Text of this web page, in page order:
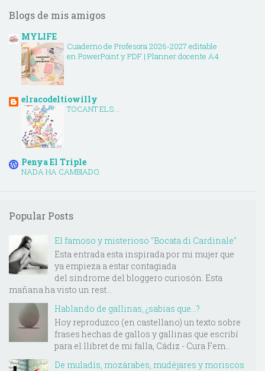
Blogs de mis amigos
MYLIFE
Cuaderno de Profesora 2026-2027 editable
en PowerPoint y PDF | Planner docente A4
elracodeltiowilly
TOCANT ELS...
Penya El Triple
NADA HA CAMBIADO.
Popular Posts
El famoso y misterioso "Bocata di Cardinale"
Esta entrada esta inspirada por mi mujer que
ya empieza a estar contagiada
del síndrome del bloggero curiosón. Esta
mañana ha visto un rest...
Hablando de gallinas, ¿sabias que...?
Hoy reproduzco (en castellano) un texto sobre
frases hechas de gallos y gallinas que escribí
para el llibret de mi falla, Cádiz - Cura Fem...
De muladís, mozárabes, mudéjares y moriscos